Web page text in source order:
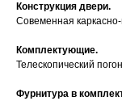
Конструкция двери.
Совеменная
Комплектующие.
Телескопический
Фурнитура в